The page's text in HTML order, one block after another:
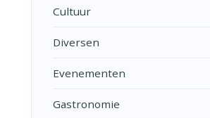
Cultuur
Diversen
Evenementen
Gastronomie